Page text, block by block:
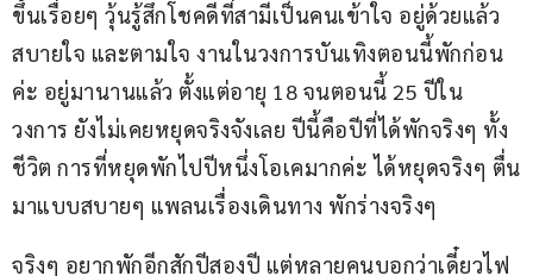
ขึ้นเรื่อยๆ วุ้นรู้สึกโชคดีที่สามีเป็นคนเข้าใจ อยู่ด้วยแล้ว
สบายใจ และตามใจ งานในวงการบันเทิงตอนนี้พักก่อน
ค่ะ อยู่มานานแล้ว ตั้งแต่อายุ 18 จนตอนนี้ 25 ปีใน
วงการ ยังไม่เคยหยุดจริงจังเลย ปีนี้คือปีที่ได้พักจริงๆ ทั้ง
ชีวิต การที่หยุดพักไปปีหนึ่งโอเคมากค่ะ ได้หยุดจริงๆ ตื่น
มาแบบสบายๆ แพลนเรื่องเดินทาง พักร่างจริงๆ
จริงๆ อยากพักอีกสักปีสองปี แต่หลายคนบอกว่าเดี๋ยวไฟ